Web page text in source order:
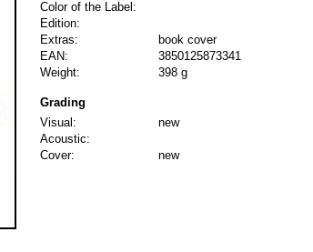
Color of the Label:
Edition:
Extras:
book cover
EAN:
3850125873341
Weight:
398 g
Grading
Visual:
new
Acoustic:
Cover:
new